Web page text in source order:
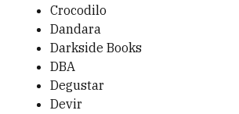
Crocodilo
Dandara
Darkside Books
DBA
Degustar
Devir